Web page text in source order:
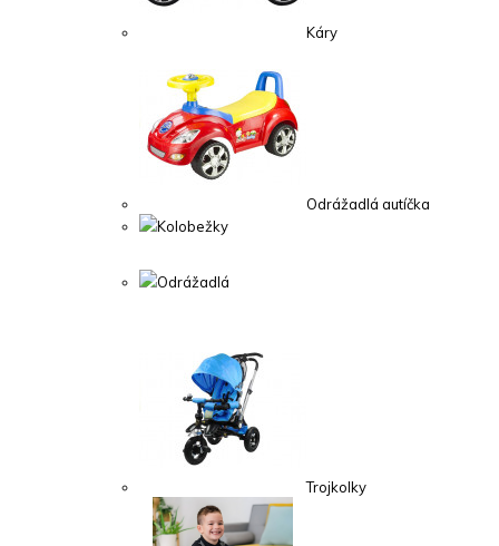
Káry
Odrážadlá autíčka
Kolobežky
Odrážadlá
Trojkolky